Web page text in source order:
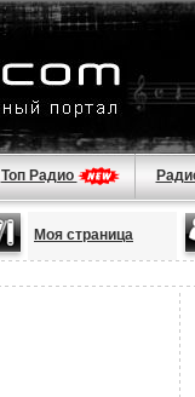
Топ Радио
Моя страница